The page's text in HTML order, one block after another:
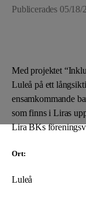
Publicerades 05/18/
Med projektet
Luleå på ett
ensamkommande
som finns i Liras
Lira BKs
Ort:
Luleå